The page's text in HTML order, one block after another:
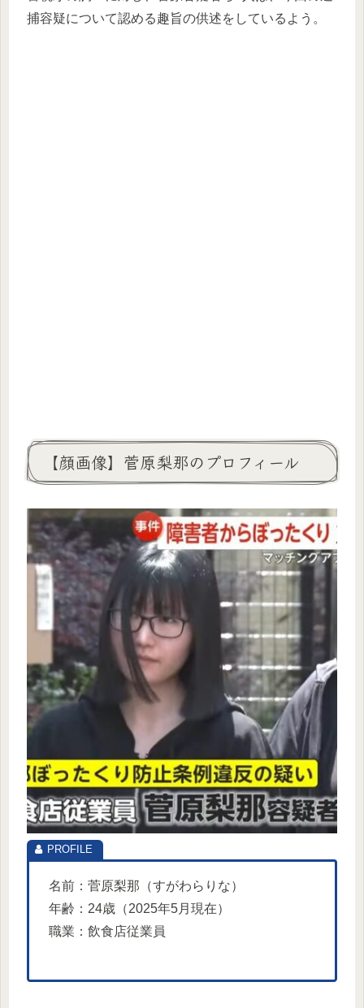
捕容疑について認める趣旨の供述をしているよう。
【顔画像】菅原梨那のプロフィール
名前：菅原梨那（すがわらりな）
年齢：24歳（2025年5月現在）
職業：飲食店従業員